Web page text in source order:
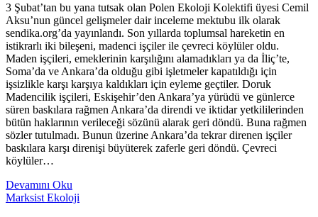
3 Şubat’tan bu yana tutsak olan Polen Ekoloji Kolektifi üyesi Cemil
Aksu’nun güncel gelişmeler dair inceleme mektubu ilk olarak
sendika.org’da yayınlandı. Son yıllarda toplumsal hareketin en
istikrarlı iki bileşeni, madenci işçiler ile çevreci köylüler oldu.
Maden işçileri, emeklerinin karşılığını alamadıkları ya da İliç’te,
Soma’da ve Ankara’da olduğu gibi işletmeler kapatıldığı için
işsizlikle karşı karşıya kaldıkları için eyleme geçtiler. Doruk
Madencilik işçileri, Eskişehir’den Ankara’ya yürüdü ve günlerce
süren baskılara rağmen Ankara’da direndi ve iktidar yetkililerinden
bütün haklarının verileceği sözünü alarak geri döndü. Buna rağmen
sözler tutulmadı. Bunun üzerine Ankara’da tekrar direnen işçiler
baskılara karşı direnişi büyüterek zaferle geri döndü. Çevreci
köylüler…
Devamını Oku
Marksist Ekoloji